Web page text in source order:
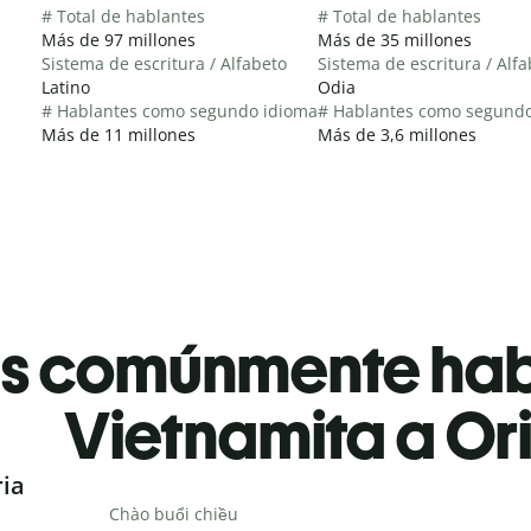
# Total de hablantes
Más de 97 millones
Sistema de escritura / Alfabeto
Latino
# Hablantes como segundo idioma
Más de 11 millones
# Total de hablantes
Más de 35 millones
Sistema de escritura /
Odia
# Hablantes como
Más de 3,6 millones
comúnmente
Vietnamita a
Chào buổi chiều